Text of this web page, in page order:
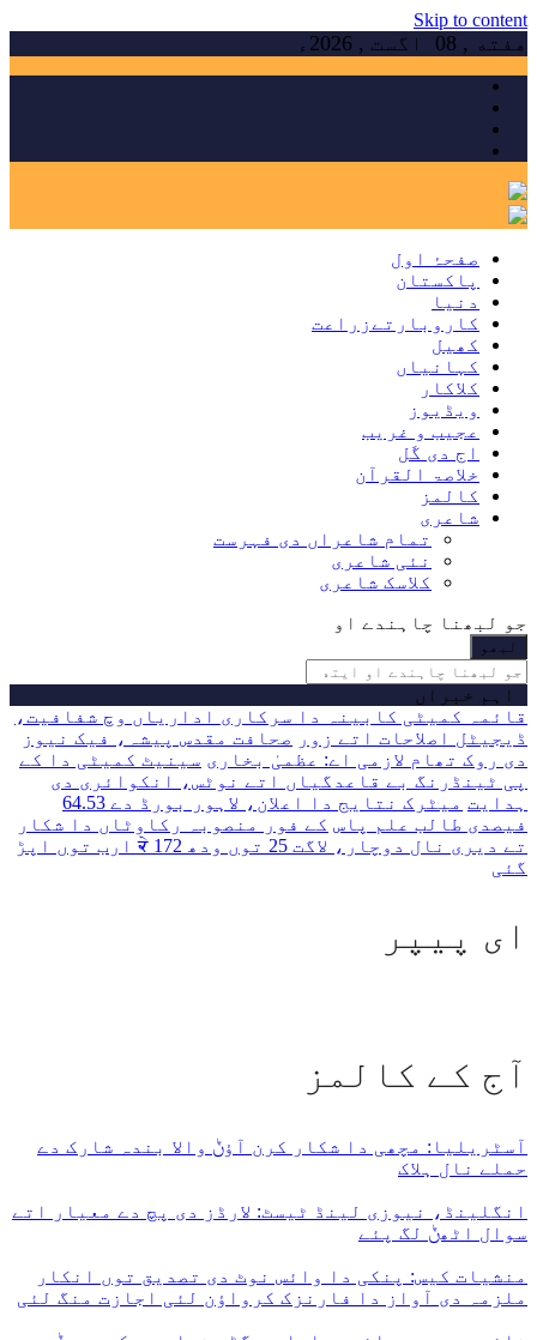
Skip to content
هفته , 08 اگست , 2026ء
صفحۂ اول
پاکستان
دنیا
کاروبارتےزراعت
کھیل
کہانیاں
کلاکار
ویڈیوز
عجیب و غریب
اج دی گَل
خلاصۃ القرآن
کالمز
شاعری
تمام شاعراں دی فہرست
نئی شاعری
کلاسک شاعری
جو لبھنا چاہندے او
اہم خبراں
قائمہ کمیٹی کابینہ دا سرکاری اداریاں وچ شفافیت،
ڈیجیٹل اصلاحات اتے زور
صحافت مقدس پیشہ، فیک نیوز
دی روک تھام لازمی اے: عظمیٰ بخاری سینیٹ کمیٹی دا کے
پی ٹینڈرنگ بے قاعدگیاں اتے نوٹس، انکوائری دی
ہدایت
میٹرک نتایج دا اعلان، لاہور بورڈ دے 64.53
فیصدی طالب علم پاس کے فور منصوبہ رکاوٹاں دا شکار
تے دیری نال دوچار، لاگت 25 توں ودھ ਕੇ 172 ارب توں اپڑ
گئی
ای پیپر
آج کے کالمز
آسٹریلیا: مچھی دا شکار کرن آؤݨ والا بندہ شارک دے
حملے نال ہلاک
انگلینڈ، نیوزی لینڈ ٹیسٹ: لارڈز دی پچ دے معیار اتے
سوال اٹھݨ لگ پئے
منشیات کیس: پنکی دا وائس نوٹ دی تصدیق توں انکار
ملزمہ دی آواز دا فارنزک کرواؤن لئی اجازت منگ لئی